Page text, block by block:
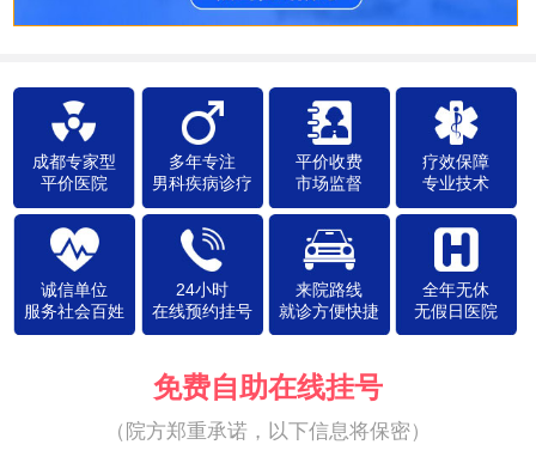
成都专家型
平价医院
多年专注
男科疾病诊疗
平价收费
市场监督
疗效保障
专业技术
诚信单位
服务社会百姓
24小时
在线预约挂号
来院路线
就诊方便快捷
全年无休
无假日医院
免费自助在线挂号
（院方郑重承诺，以下信息将保密）